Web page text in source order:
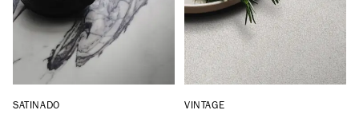
SATINADO
VINTAGE